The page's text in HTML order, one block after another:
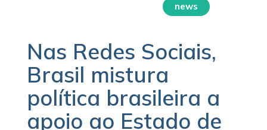
news
Nas Redes Sociais,
Brasil mistura
política brasileira a
apoio ao Estado de